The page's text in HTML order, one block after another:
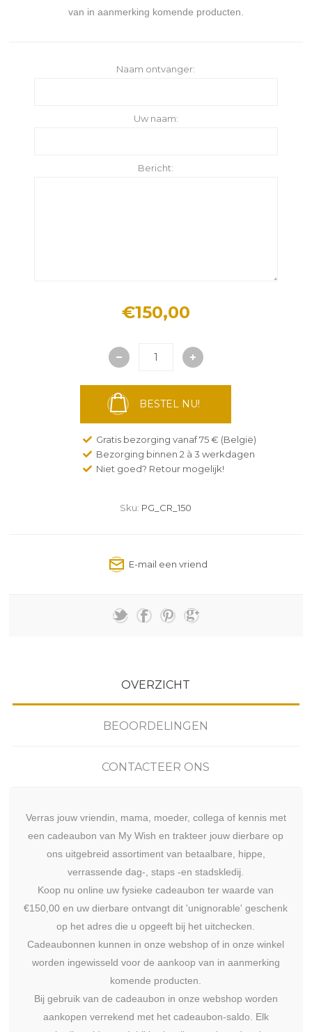
van in aanmerking komende producten.
Naam ontvanger:
Uw naam:
Bericht:
€150,00
BESTEL NU!
Gratis bezorging vanaf 75 € (België)
Bezorging binnen 2 à 3 werkdagen
Niet goed? Retour mogelijk!
Sku: PG_CR_150
OVERZICHT
BEOORDELINGEN
CONTACTEER ONS
Verras jouw vriendin, mama, moeder, collega of kennis met
een cadeaubon van My Wish en trakteer jouw dierbare op
ons uitgebreid assortiment van betaalbare, hippe,
verrassende dag-, staps -en stadskledij.
Koop nu online uw fysieke cadeaubon ter waarde van
€150,00 en uw dierbare ontvangt dit 'unignorable' geschenk
op het adres die u opgeeft bij het uitchecken.
Cadeaubonnen kunnen in onze webshop of in onze winkel
worden ingewisseld voor de aankoop van in aanmerking
komende producten.
Bij gebruik van de cadeaubon in onze webshop worden
aankopen verrekend met het cadeaubon-saldo. Elk